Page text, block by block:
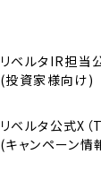
リベルタIR担当
(投資家様向け)
リベルタ公式X
(キャンペーン情